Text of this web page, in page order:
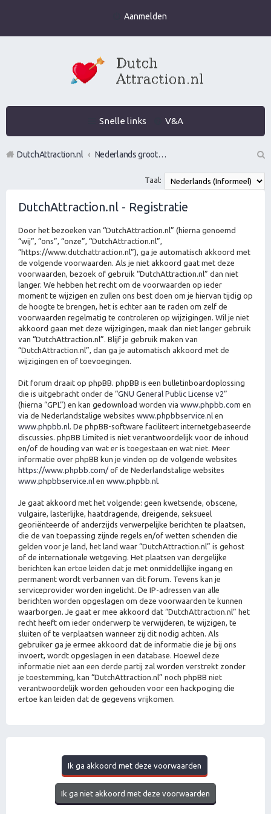
Aanmelden
Snelle links V&A
DutchAttraction.nl
Nederlands grootste Dutch Attraction, Lifestyle, Vrouwen versieren en Pick-Up (PUA) Forum
Z
oe
Taal:
DutchAttraction.nl - Registratie
Door het bezoeken van “DutchAttraction.nl” (hierna genoemd
“wij”, “ons”, “onze”, “DutchAttraction.nl”,
“https://www.dutchattraction.nl”), ga je automatisch akkoord met
de volgende voorwaarden. Als je niet akkoord gaat met deze
voorwaarden, bezoek of gebruik “DutchAttraction.nl” dan niet
langer. We hebben het recht om de voorwaarden op ieder
moment te wijzigen en zullen ons best doen om je hiervan tijdig op
de hoogte te brengen, het is echter aan te raden om zelf de
voorwaarden regelmatig te controleren op wijzigingen. Wil je niet
akkoord gaan met deze wijzigingen, maak dan niet langer gebruik
van “DutchAttraction.nl”. Blijf je gebruik maken van
“DutchAttraction.nl”, dan ga je automatisch akkoord met de
wijzigingen en of toevoegingen.
Dit forum draait op phpBB. phpBB is een bulletinboardoplossing
die is uitgebracht onder de “GNU General Public License v2”
(hierna “GPL”) en kan gedownload worden via www.phpbb.com en
via de Nederlandstalige websites www.phpbbservice.nl en
www.phpbb.nl. De phpBB-software faciliteert internetgebaseerde
discussies. phpBB Limited is niet verantwoordelijk voor de inhoud
en/of de houding van wat er is toegestaan en wat niet. Meer
informatie over phpBB kun je vinden op de volgende websites
https://www.phpbb.com/ of de Nederlandstalige websites
www.phpbbservice.nl en www.phpbb.nl.
Je gaat akkoord met het volgende: geen kwetsende, obscene,
vulgaire, lasterlijke, haatdragende, dreigende, seksueel
georiënteerde of anderzijds verwerpelijke berichten te plaatsen,
die de van toepassing zijnde regels en/of wetten schenden die
gelden voor je land, het land waar “DutchAttraction.nl” is gehost
of de internationale wetgeving. Het plaatsen van dergelijke
berichten kan ertoe leiden dat je met onmiddellijke ingang en
permanent wordt verbannen van dit forum. Tevens kan je
serviceprovider worden ingelicht. De IP-adressen van alle
berichten worden opgeslagen om deze voorwaarden te kunnen
waarborgen. Je gaat er mee akkoord dat “DutchAttraction.nl” het
recht heeft om ieder onderwerp te verwijderen, te wijzigen, te
sluiten of te verplaatsen wanneer zij dit nodig achten. Als
gebruiker ga je ermee akkoord dat de informatie die je bij ons
invoert, wordt opgeslagen in een database. Hoewel deze
informatie niet aan een derde partij zal worden verstrekt zonder
je toestemming, kan “DutchAttraction.nl” noch phpBB niet
verantwoordelijk worden gehouden voor een hackpoging die
ertoe kan leiden dat de gegevens vrijkomen.